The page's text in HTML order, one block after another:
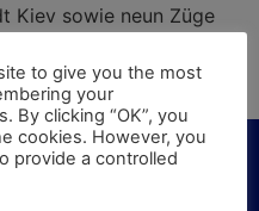
Kiev sowie neun Züge
von Ukrzaliznycja
Ukraine außer Landes.
to give you the most
your
By clicking “OK”, you
cookies. However, you
provide a controlled